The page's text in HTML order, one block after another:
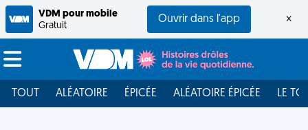
VDM pour mobile
Gratuit
Ouvrir dans l'app ×
TOUT ALÉATOIRE ÉPICÉE ALÉATOIRE ÉPICÉE LE